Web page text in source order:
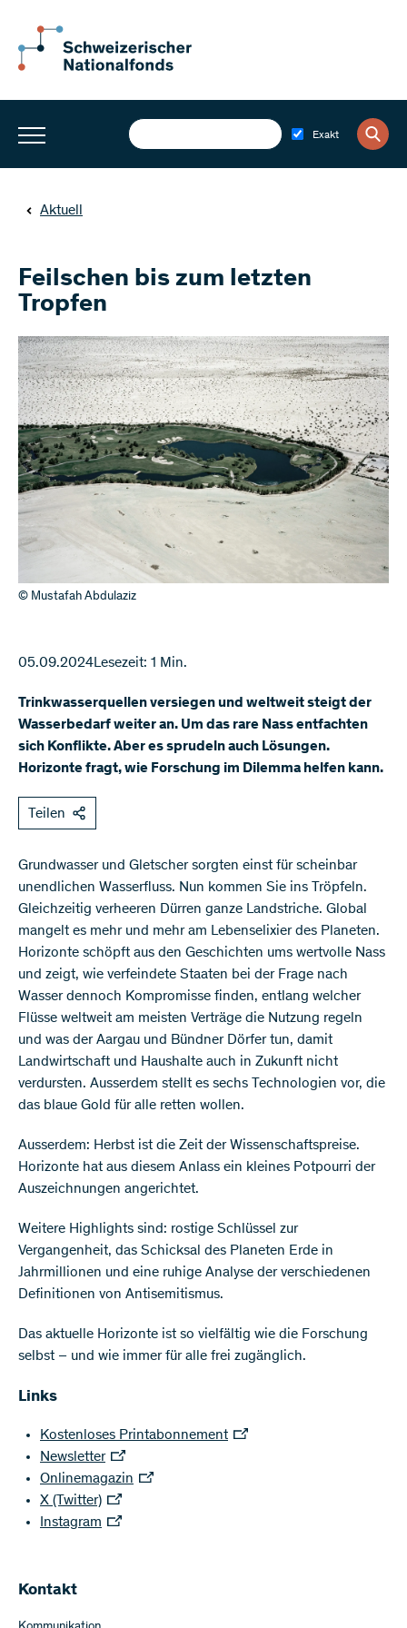
Exakt
Aktuell
Feilschen bis zum letzten
Tropfen
© Mustafah Abdulaziz
05.09.2024Lesezeit: 1 Min.
Trinkwasserquellen versiegen und weltweit steigt der
Wasserbedarf weiter an. Um das rare Nass entfachten
sich Konflikte. Aber es sprudeln auch Lösungen.
Horizonte fragt, wie Forschung im Dilemma helfen kann.
Teilen
Grundwasser und Gletscher sorgten einst für scheinbar
unendlichen Wasserfluss. Nun kommen Sie ins Tröpfeln.
Gleichzeitig verheeren Dürren ganze Landstriche. Global
mangelt es mehr und mehr am Lebenselixier des Planeten.
Horizonte schöpft aus den Geschichten ums wertvolle Nass
und zeigt, wie verfeindete Staaten bei der Frage nach
Wasser dennoch Kompromisse finden, entlang welcher
Flüsse weltweit am meisten Verträge die Nutzung regeln
und was der Aargau und Bündner Dörfer tun, damit
Landwirtschaft und Haushalte auch in Zukunft nicht
verdursten. Ausserdem stellt es sechs Technologien vor, die
das blaue Gold für alle retten wollen.
Ausserdem: Herbst ist die Zeit der Wissenschaftspreise.
Horizonte hat aus diesem Anlass ein kleines Potpourri der
Auszeichnungen angerichtet.
Weitere Highlights sind: rostige Schlüssel zur
Vergangenheit, das Schicksal des Planeten Erde in
Jahrmillionen und eine ruhige Analyse der verschiedenen
Definitionen von Antisemitismus.
Das aktuelle Horizonte ist so vielfältig wie die Forschung
selbst – und wie immer für alle frei zugänglich.
Links
Kostenloses Printabonnement
Newsletter
Onlinemagazin
X (Twitter)
Instagram
Kontakt